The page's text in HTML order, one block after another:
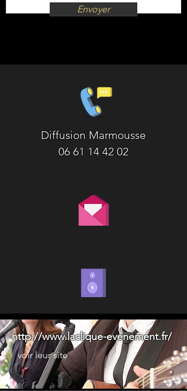
Envoyer
Diffusion Marmousse
06 61 14 42 02
http://www.laclique-evenement.fr/
voir leur site